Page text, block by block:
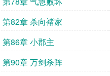
第82章 杀向褚家
第86章 小郡主
第90章 万剑杀阵